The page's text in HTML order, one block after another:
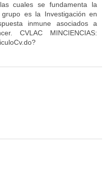
cuales se fundamenta la
es la Investigación en
inmune asociados a
CVLAC MINCIENCIAS: